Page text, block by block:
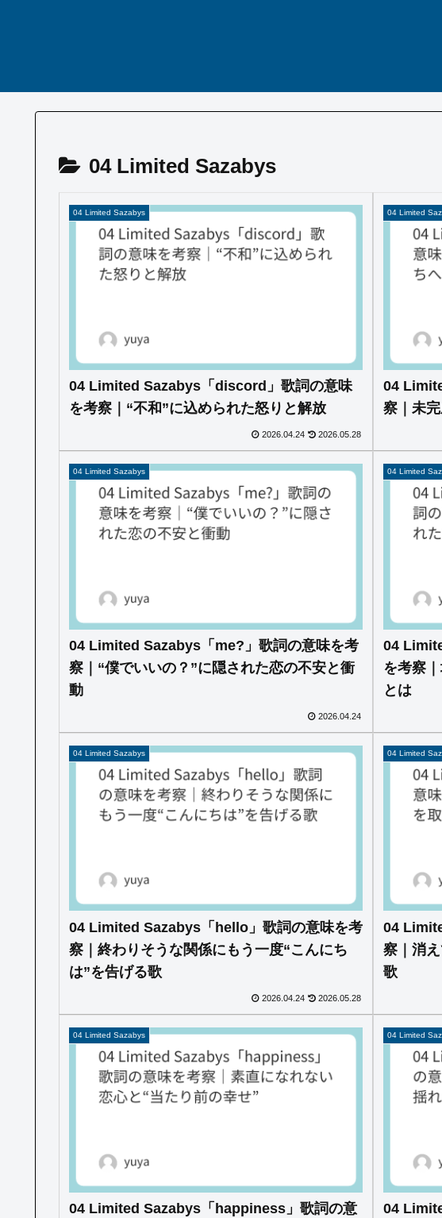
04 Limited Sazabys
04 Limited Sazabys
04 Limited Sazabys「discord」歌詞の意味
を考察｜“不和”に込められた怒りと解放
2026.04.24 2026.05.28
04 Limited
04
察｜未
04 Limited Sazabys
04 Limited Sazabys「me?」歌詞の意味を考
察｜“僕でいいの？”に隠された恋の不安と衝
動
2026.04.24
04 Limited
04
を考察
とは
04 Limited Sazabys
04 Limited Sazabys「hello」歌詞の意味を考
察｜終わりそうな関係にもう一度“こんにち
は”を告げる歌
2026.04.24 2026.05.28
04 Limited
04
察｜消
歌
04 Limited Sazabys
04 Limited Sazabys「happiness」歌詞の意
04 Limited
04